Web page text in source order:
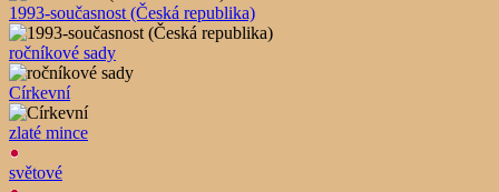
1993-současnost (Česká republika)
ročníkové sady
Církevní
zlaté mince
světové